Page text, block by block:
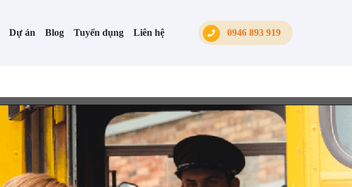
Dự án Blog Tuyển dụng Liên hệ 0946 893 919